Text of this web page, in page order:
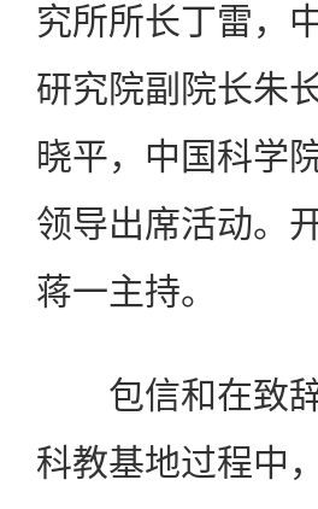
究所所长丁雷，
研究院副院长朱
晓平，中国科学
领导出席活动。
蒋一主持。
包信和在致辞
科教基地过程中